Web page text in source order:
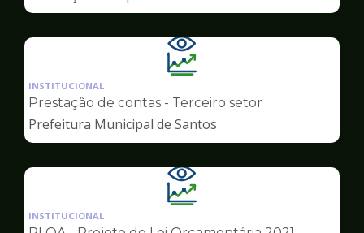
Ilustração
da
pagina
de
Transparência
INSTITUCIONAL
Prestação de contas - Terceiro setor
Prefeitura Municipal de Santos
Ilustração
da
pagina
INSTITUCIONAL